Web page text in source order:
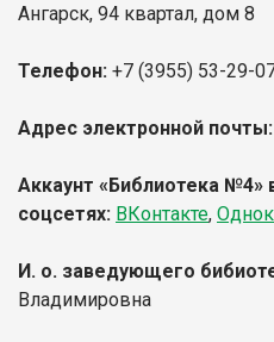
Ангарск, 94 квартал, дом 8
Телефон: +7 (3955) 53-29-
Адрес электронной почты:
Аккаунт «Библиотека №4»
соцсетях: ВКонтакте,
И. о. заведующего
Владимировна